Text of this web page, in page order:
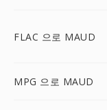
FLAC 으로 MAUD
MPG 으로 MAUD